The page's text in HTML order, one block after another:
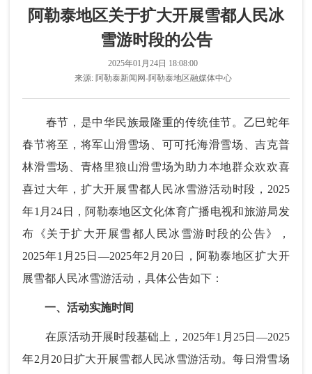
阿勒泰地区关于扩大开展雪都人民冰
雪游时段的公告
2025年01月24日 18:08:00
来源: 阿勒泰新闻网-阿勒泰地区融媒体中心
春节，是中华民族最隆重的传统佳节。乙巳蛇年
春节将至，将军山滑雪场、可可托海滑雪场、吉克普
林滑雪场、青格里狼山滑雪场为助力本地群众欢欢喜
喜过大年，扩大开展雪都人民冰雪游活动时段，2025
年1月24日，阿勒泰地区文化体育广播电视和旅游局发
布《关于扩大开展雪都人民冰雪游时段的公告》，
2025年1月25日—2025年2月20日，阿勒泰地区扩大开
展雪都人民冰雪游活动，具体公告如下：
一、活动实施时间
在原活动开展时段基础上，2025年1月25日—2025
年2月20日扩大开展雪都人民冰雪游活动。每日滑雪场